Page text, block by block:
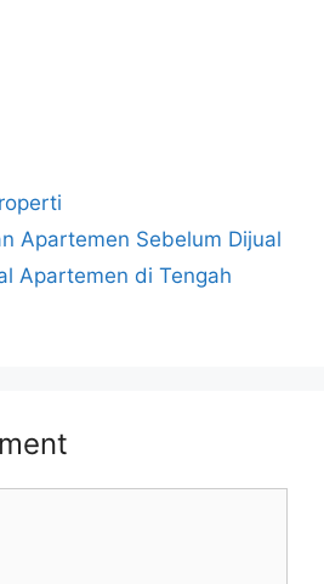
Apartemen Sebelum Dijual
Apartemen di Tengah